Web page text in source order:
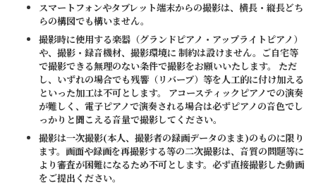
スマートフォンやタブレット端末からの撮影は、横長・縦長どち
らの構図でも構いません。
撮影時に使用する楽器（グランドピアノ・アップライトピアノ）
や、撮影・録音機材、撮影環境に 制約は設けません。ご自宅等
で撮影できる無理のない条件で撮影をお願いいたします。 ただ
し、いずれの場合でも残響（リバーブ）等を人工的に付け加える
といった加工は不可とします。 アコースティックピアノでの演奏
が難しく、電子ピアノで演奏される場合は必ずピアノの音色でし
っかりと聞こえる音量で撮影してください。
撮影は一次撮影(本人、撮影者の録画データのまま)のものに限り
ます。画面や録画を再撮影する等の二次撮影は、音質の問題等に
より審査が困難になるため不可とします。必ず直接撮影した動画
をご提出ください。